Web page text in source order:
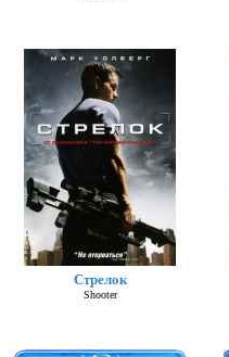
Стрелок
Shooter